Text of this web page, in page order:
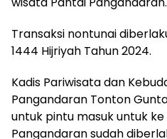
Transaksi nontunai
1444 Hijriyah Tahun 2024.
Kadis Pariwisata dan
Pangandaran Tonton
untuk pintu masuk untuk
Pangandaran sudah